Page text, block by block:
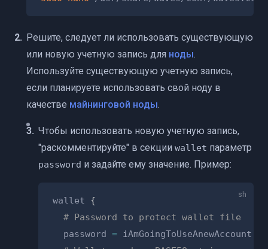
Решите, следует ли использовать существующую
или новую учетную запись для ноды.
Используйте существующую учетную запись,
если планируете использовать свой ноду в
качестве майнинговой ноды.
Чтобы использовать новую учетную запись,
"раскомментируйте" в секции wallet параметр
password и задайте ему значение. Пример:
wallet {
# Password to protect wallet file
  password
= iAmGoingToUseAnewAccount